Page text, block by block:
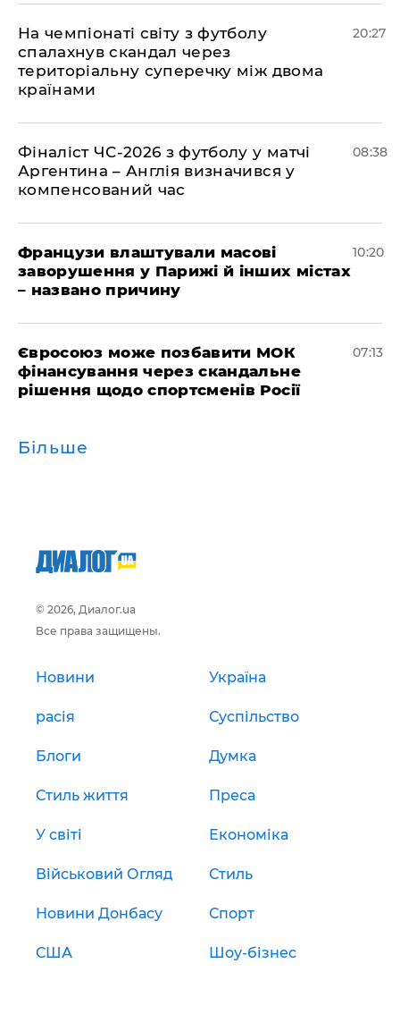
​На чемпіонаті світу з футболу
спалахнув скандал через
територіальну суперечку між двома
країнами
20:27
Фіналіст ЧС-2026 з футболу у матчі
Аргентина – Англія визначився у
компенсований час
08:38
Французи влаштували масові
заворушення у Парижі й інших містах
– названо причину
10:20
Євросоюз може позбавити МОК
фінансування через скандальне
рішення щодо спортсменів Росії
07:13
Більше
© 2026, Диалог.ua
Все права защищены.
Новини Україна
расія Суспільство
Блоги Думка
Стиль життя Преса
У світі Економіка
Військовий Огляд Стиль
Новини Донбасу Спорт
США Шоу-бізнес